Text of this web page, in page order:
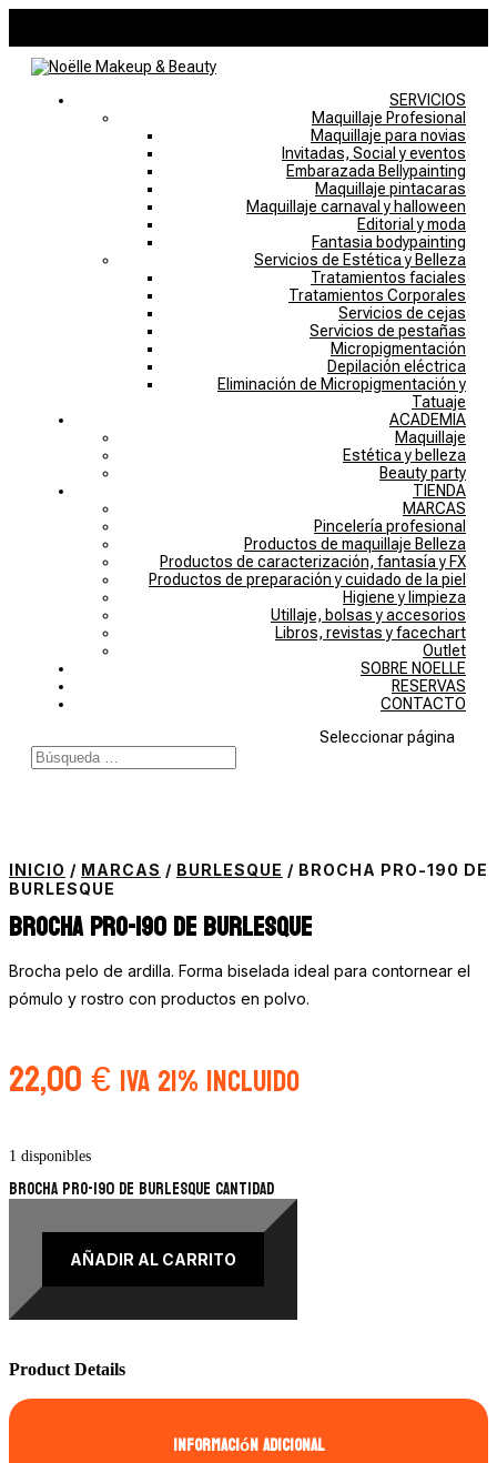
SERVICIOS
Maquillaje Profesional
Maquillaje para novias
Invitadas, Social y eventos
Embarazada Bellypainting
Maquillaje pintacaras
Maquillaje carnaval y halloween
Editorial y moda
Fantasia bodypainting
Servicios de Estética y Belleza
Tratamientos faciales
Tratamientos Corporales
Servicios de cejas
Servicios de pestañas
Micropigmentación
Depilación eléctrica
Eliminación de Micropigmentación y
Tatuaje
ACADEMIA
Maquillaje
Estética y belleza
Beauty party
TIENDA
MARCAS
Pincelería profesional
Productos de maquillaje Belleza
Productos de caracterización, fantasía y FX
Productos de preparación y cuidado de la piel
Higiene y limpieza
Utillaje, bolsas y accesorios
Libros, revistas y facechart
Outlet
SOBRE NOELLE
RESERVAS
CONTACTO
Seleccionar página
INICIO / MARCAS / BURLESQUE / BROCHA PRO-190 DE
BURLESQUE
Brocha PRO-190 de Burlesque
Brocha pelo de ardilla. Forma biselada ideal para contornear el
pómulo y rostro con productos en polvo.
22,00€IVA 21% Incluido
1 disponibles
Brocha PRO-190 de Burlesque cantidad
AÑADIR AL CARRITO
Product Details
Información adicional